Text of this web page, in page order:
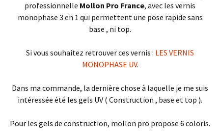
professionnelle Mollon Pro France, avec les vernis
monophase 3 en 1 qui permettent une pose rapide sans
base , ni top.
Si vous souhaitez retrouver ces vernis : LES VERNIS
MONOPHASE UV.
Dans ma commande, la dernière chose à laquelle je me suis
intéressée été les gels UV ( Construction , base et top ).
Pour les gels de construction, mollon pro propose 6 coloris.